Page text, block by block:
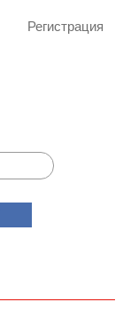
Регистрация